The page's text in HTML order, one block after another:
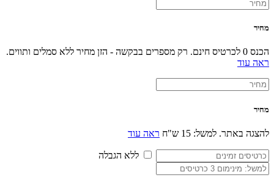
מחיר
הכנס 0 לכרטיס חינם. רק מספרים בבקשה - הזן מחיר ללא סמלים ותווים.
ראה עוד
מחיר
להצגה באתר. למשל: 15 ש"ח ראה עוד
ללא הגבלה